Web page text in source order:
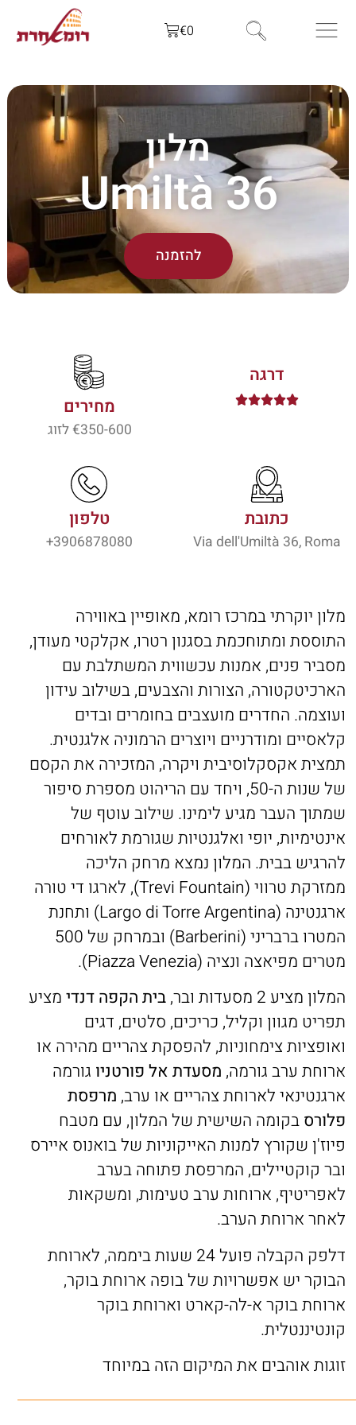
€0
מלון
Umiltà 36
להזמנה
דרגה




 מחירים
350-600€ לזוג
כתובת
Via dell'Umiltà 36, Roma
טלפון
3906878080+
מלון יוקרתי במרכז רומא, מאופיין באווירה
התוססת ומתוחכמת בסגנון רטרו, אקלקטי מעודן,
מסביר פנים, אמנות עכשווית המשתלבת עם
הארכיטקטורה, הצורות והצבעים, בשילוב עידון
ועוצמה. החדרים מועצבים בחומרים ובדים
קלאסיים ומודרניים ויוצרים הרמוניה אלגנטית.
תמצית אקסקלוסיבית ויקרה, המזכירה את הקסם
של שנות ה-50, ויחד עם הריהוט מספרת סיפור
שמתוך העבר מגיע לימינו. שילוב עוטף של
אינטימיות, יופי ואלגנטיות שגורמת לאורחים
להרגיש בבית. המלון נמצא מרחק הליכה
ממזרקת טרווי (Trevi Fountain), לארגו די טורה
ארגנטינה (Largo di Torre Argentina) ותחנת
המטרו ברבריני (Barberini) ובמרחק של 500
מטרים מפיאצה ונציה (Piazza Venezia).
המלון מציע 2 מסעדות ובר,
בית הקפה דנדימציע
תפריט מגוון וקליל, כריכים, סלטים, דגים
ואופציות צימחוניות, להפסקת צהריים מהירה או
ארוחת ערב גורמה,מסעדת אל פורטניו גורמה
ארגנטינאי לארוחת צהריים או ערב,מרפסת
פלורסבקומה השישית של המלון, עם מטבח
פיוז'ן שקורץ למנות האייקוניות של בואנוס איירס
ובר קוקטיילים, המרפסת פתוחה בערב
לאפריטיף, ארוחות ערב טעימות, ומשקאות
לאחר ארוחת הערב.
דלפק הקבלה פועל 24 שעות ביממה, לארוחת
הבוקר יש אפשרויות של בופה ארוחת בוקר,
ארוחת בוקר א-לה-קארט וארוחת בוקר
קונטיננטלית.
זוגות אוהבים את המיקום הזה במיוחד